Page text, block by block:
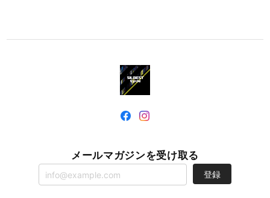
メールマガジンを受け取る
登録